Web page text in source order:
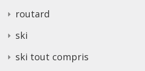
routard
ski
ski tout compris